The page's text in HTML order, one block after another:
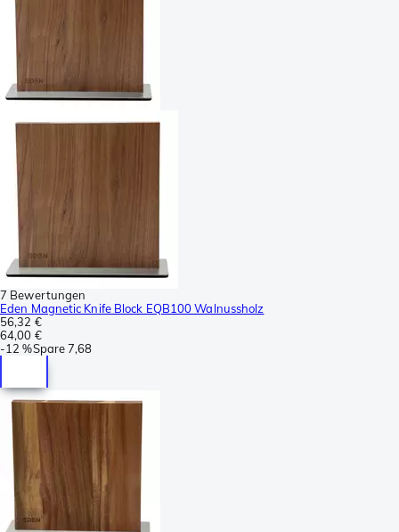
7 Bewertungen
Eden Magnetic Knife Block EQB100 Walnussholz
56,32 €
64,00 €
-12 %Spare7,68